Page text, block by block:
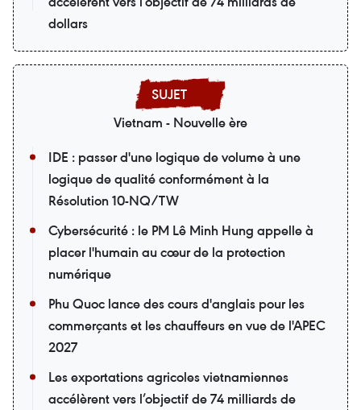
dollars
Vietnam - Nouvelle ère
IDE : passer d'une logique de volume à une
logique de qualité conformément à la
Résolution 10-NQ/TW
Cybersécurité : le PM Lê Minh Hung appelle à
placer l'humain au cœur de la protection
numérique
Phu Quoc lance des cours d'anglais pour les
commerçants et les chauffeurs en vue de l'APEC
2027
Les exportations agricoles vietnamiennes
accélèrent vers l’objectif de 74 milliards de